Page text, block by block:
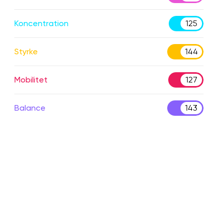
Koncentration 125
Styrke 144
Mobilitet 127
Balance 143